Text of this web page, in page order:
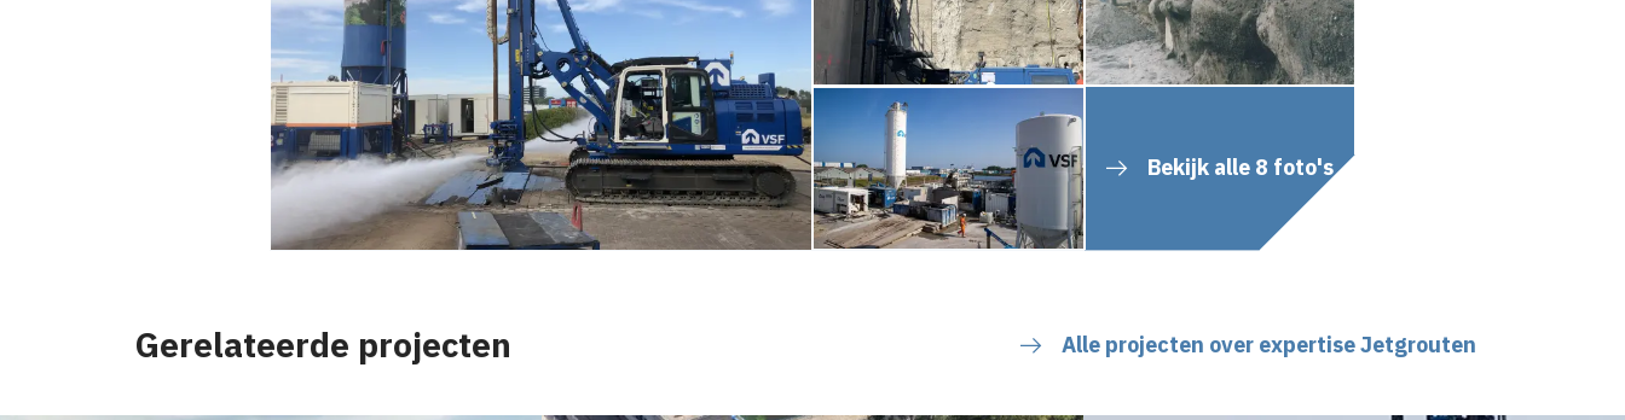
Bekijk alle 8 foto's
Gerelateerde projecten Alle projecten over expertise Jetgrouten